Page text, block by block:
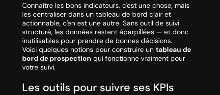
Connaître les bons indicateurs, c'est une chose, mais
les centraliser dans un tableau de bord clair et
actionnable, c'en est une autre. Sans outil de suivi
structuré, les données restent éparpillées — et donc
inutilisables pour prendre de bonnes décisions.
Voici quelques notions pour construire un tableau de
bord de prospection qui fonctionne vraiment pour
votre suivi.
Les outils pour suivre ses KPIs